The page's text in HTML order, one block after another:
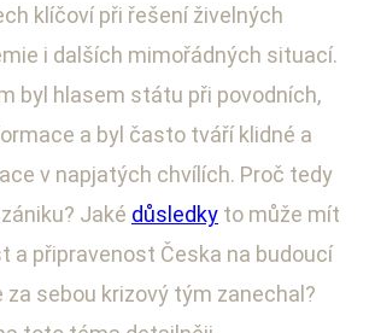
klíčoví při řešení živelných
i dalších mimořádných situací.
byl hlasem státu při povodních,
a byl často tváří klidné a
v napjatých chvílích. Proč tedy
Jaké důsledky to může mít
a připravenost Česka na budoucí
za sebou krizový tým zanechal?